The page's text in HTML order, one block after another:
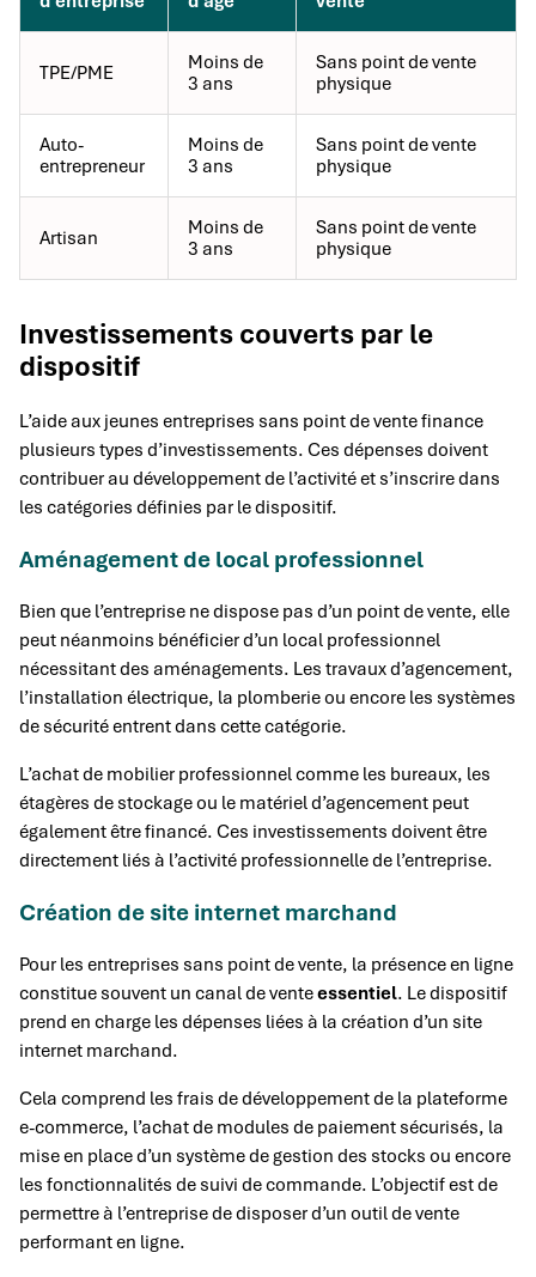
TPE/PME
Moins de
3 ans
Sans point de vente
physique
Auto-
entrepreneur
Moins de
3 ans
Sans point de vente
physique
Artisan
Moins de
3 ans
Sans point de vente
physique
Investissements couverts par le
dispositif
L’aide aux jeunes entreprises sans point de vente finance
plusieurs types d’investissements. Ces dépenses doivent
contribuer au développement de l’activité et s’inscrire dans
les catégories définies par le dispositif.
Aménagement de local professionnel
Bien que l’entreprise ne dispose pas d’un point de vente, elle
peut néanmoins bénéficier d’un local professionnel
nécessitant des aménagements. Les travaux d’agencement,
l’installation électrique, la plomberie ou encore les systèmes
de sécurité entrent dans cette catégorie.
L’achat de mobilier professionnel comme les bureaux, les
étagères de stockage ou le matériel d’agencement peut
également être financé. Ces investissements doivent être
directement liés à l’activité professionnelle de l’entreprise.
Création de site internet marchand
Pour les entreprises sans point de vente, la présence en ligne
constitue souvent un canal de venteessentiel. Le dispositif
prend en charge les dépenses liées à la création d’un site
internet marchand.
Cela comprend les frais de développement de la plateforme
e-commerce, l’achat de modules de paiement sécurisés, la
mise en place d’un système de gestion des stocks ou encore
les fonctionnalités de suivi de commande. L’objectif est de
permettre à l’entreprise de disposer d’un outil de vente
performant en ligne.